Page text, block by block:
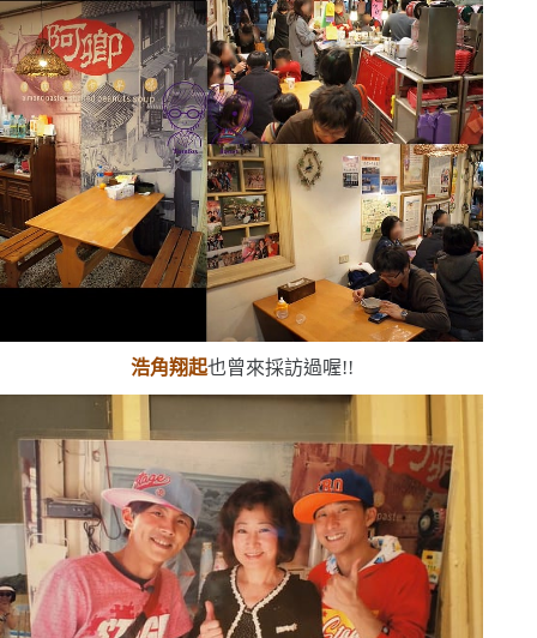
浩角翔起也曾來採訪過喔!!